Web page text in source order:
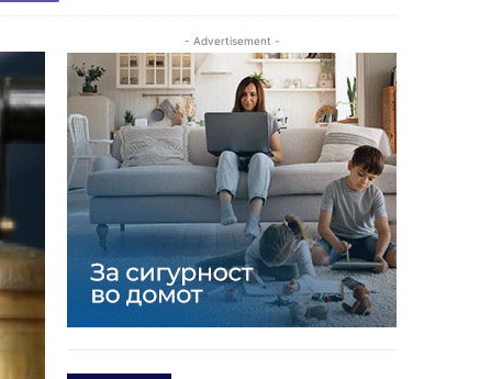
- Advertisement -